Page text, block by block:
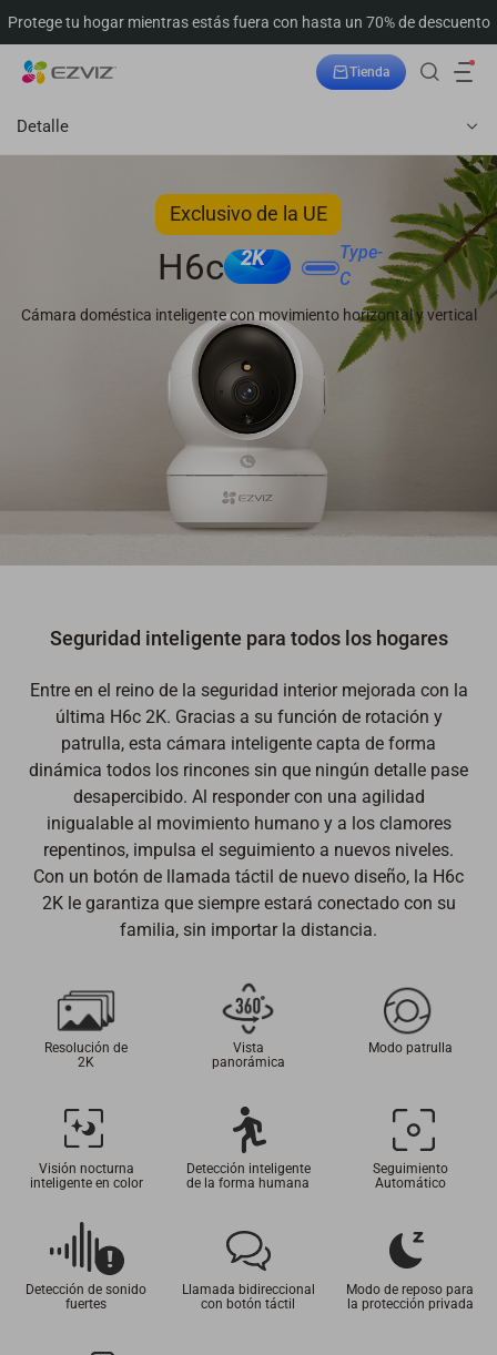
Protege tu hogar mientras estás fuera con hasta un 70% de descuento
Tienda
Detalle
Exclusivo de la UE
H6c 2K
Type-
C
Cámara doméstica inteligente con movimiento horizontal y vertical
Seguridad inteligente para todos los hogares
Entre en el reino de la seguridad interior mejorada con la
última H6c 2K. Gracias a su función de rotación y
patrulla, esta cámara inteligente capta de forma
dinámica todos los rincones sin que ningún detalle pase
desapercibido. Al responder con una agilidad
inigualable al movimiento humano y a los clamores
repentinos, impulsa el seguimiento a nuevos niveles.
Con un botón de llamada táctil de nuevo diseño, la H6c
2K le garantiza que siempre estará conectado con su
familia, sin importar la distancia.
Resolución de
2K
Vista
panorámica
Modo patrulla
Visión nocturna
inteligente en color
Detección inteligente
de la forma humana
Seguimiento
Automático
Detección de sonido
fuertes
Llamada bidireccional
con botón táctil
Modo de reposo para
la protección privada